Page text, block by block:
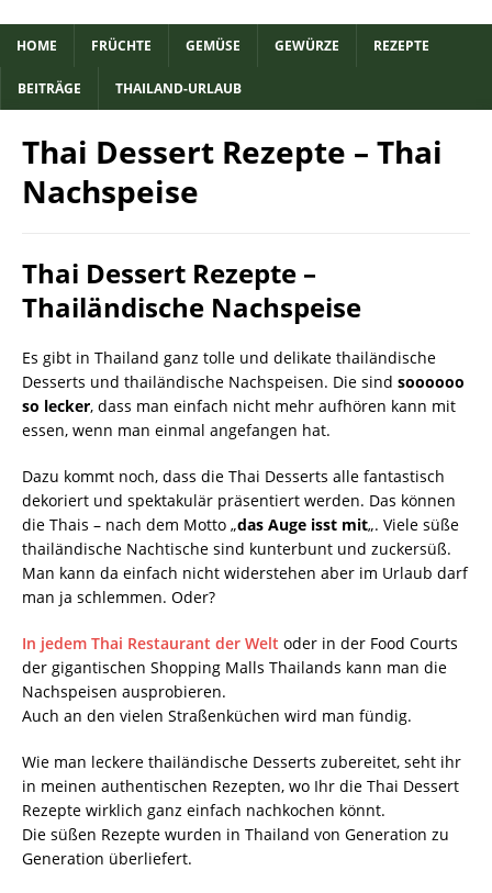
HOME FRÜCHTE GEMÜSE GEWÜRZE REZEPTE
BEITRÄGE THAILAND-URLAUB
Thai Dessert Rezepte – Thai
Nachspeise
Thai Dessert Rezepte –
Thailändische Nachspeise
Es gibt in Thailand ganz tolle und delikate thailändische
Desserts und thailändische Nachspeisen. Die sind soooooo
so lecker, dass man einfach nicht mehr aufhören kann mit
essen, wenn man einmal angefangen hat.
Dazu kommt noch, dass die Thai Desserts alle fantastisch
dekoriert und spektakulär präsentiert werden. Das können
die Thais – nach dem Motto „das Auge isst mit„. Viele süße
thailändische Nachtische sind kunterbunt und zuckersüß.
Man kann da einfach nicht widerstehen aber im Urlaub darf
man ja schlemmen. Oder?
In jedem Thai Restaurant der Welt oder in der Food Courts
der gigantischen Shopping Malls Thailands kann man die
Nachspeisen ausprobieren.
Auch an den vielen Straßenküchen wird man fündig.
Wie man leckere thailändische Desserts zubereitet, seht ihr
in meinen authentischen Rezepten, wo Ihr die Thai Dessert
Rezepte wirklich ganz einfach nachkochen könnt.
Die süßen Rezepte wurden in Thailand von Generation zu
Generation überliefert.